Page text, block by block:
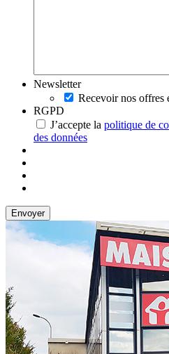
Newsletter
Recevoir nos offres
RGPD
J’accepte la politique de
des données